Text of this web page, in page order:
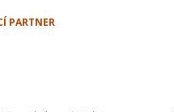
PARTNER